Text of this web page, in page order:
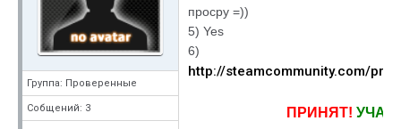
Группа: Проверенные
Собщений: 3
просру =))
5) Yes
6)
http://steamcommunity.com/
ПРИНЯТ!